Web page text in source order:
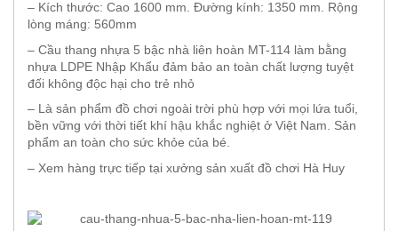
– Kích thước: Cao 1600 mm. Đường kính: 1350 mm. Rộng
lòng máng: 560mm
– Cầu thang nhựa 5 bậc nhà liên hoàn MT-114 làm bằng
nhựa LDPE Nhập Khẩu đảm bảo an toàn chất lượng tuyệt
đối không độc hại cho trẻ nhỏ
– Là sản phẩm đồ chơi ngoài trời phù hợp với mọi lứa tuổi,
bền vững với thời tiết khí hậu khắc nghiệt ở Việt Nam. Sản
phẩm an toàn cho sức khỏe của bé.
– Xem hàng trực tiếp tại xưởng sản xuất đồ chơi Hà Huy